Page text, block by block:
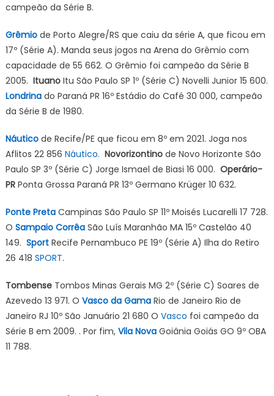
campeão da Série B.
Grêmiode Porto Alegre/RS que caiu da série A, que ficou em
17º (Série A). Manda seus jogos na Arena do Grêmio com
capacidade de 55 662. O Grêmio foi campeão da Série B
2005. ItuanoItu São Paulo SP 1º (Série C) Novelli Junior 15 600.
Londrinado Paraná PR 16º Estádio do Café 30 000, campeão
da Série B de 1980.
Náuticode Recife/PE que ficou em 8º em 2021. Joga nos
Aflitos 22 856 Náutico. Novorizontinode Novo Horizonte São
Paulo SP 3º (Série C) Jorge Ismael de Biasi 16 000. Operário-
PRPonta Grossa Paraná PR 13º Germano Krüger 10 632.
Ponte PretaCampinas São Paulo SP 11º Moisés Lucarelli 17 728.
O Sampaio CorrêaSão Luís Maranhão MA 15º Castelão 40
149. SportRecife Pernambuco PE 19º (Série A) Ilha do Retiro
26 418 SPORT.
TombenseTombos Minas Gerais MG 2º (Série C) Soares de
Azevedo 13 971. O Vasco da GamaRio de Janeiro Rio de
Janeiro RJ 10º São Januário 21 680 O Vasco foi campeão da
Série B em 2009. . Por fim, Vila NovaGoiânia Goiás GO 9º OBA
11 788.